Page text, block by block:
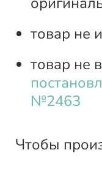
товар не
товар не
№2463
Чтобы